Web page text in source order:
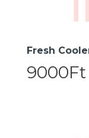
Fresh
9000Ft